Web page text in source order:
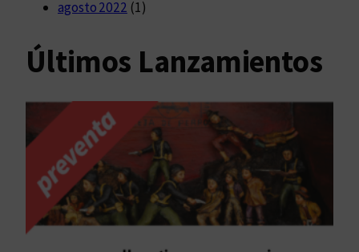
agosto 2022 (1)
Últimos Lanzamientos